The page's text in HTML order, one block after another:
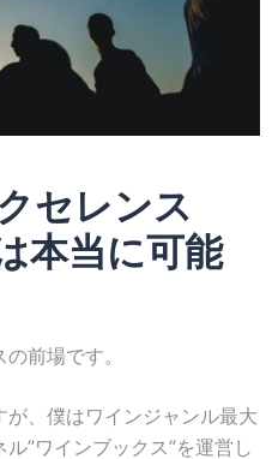
クセレンス
本当に可能
前場です。
、僕はワインジャンル最大
”ワインブックス”を運営し